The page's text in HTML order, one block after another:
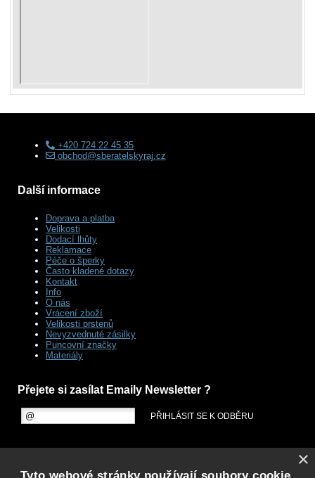
+420 724 22 45 35
obchod@sberatelskyraj.cz
Další informace
Doprava a platba
Velikosti
Dodací lhůty
Reklamace
Péče o šperky
Často kladené dotazy
Kontakt
Info
O nás
Vrácení zboží
Velikosti prstenů
Nevyzvednuté zásilky
Puncovní značky
Materiály
Přejete si zasílat Emaily Newsletter ?
×